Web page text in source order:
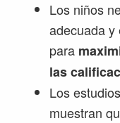
Los niños
adecuada y
para
las
Los
muestran